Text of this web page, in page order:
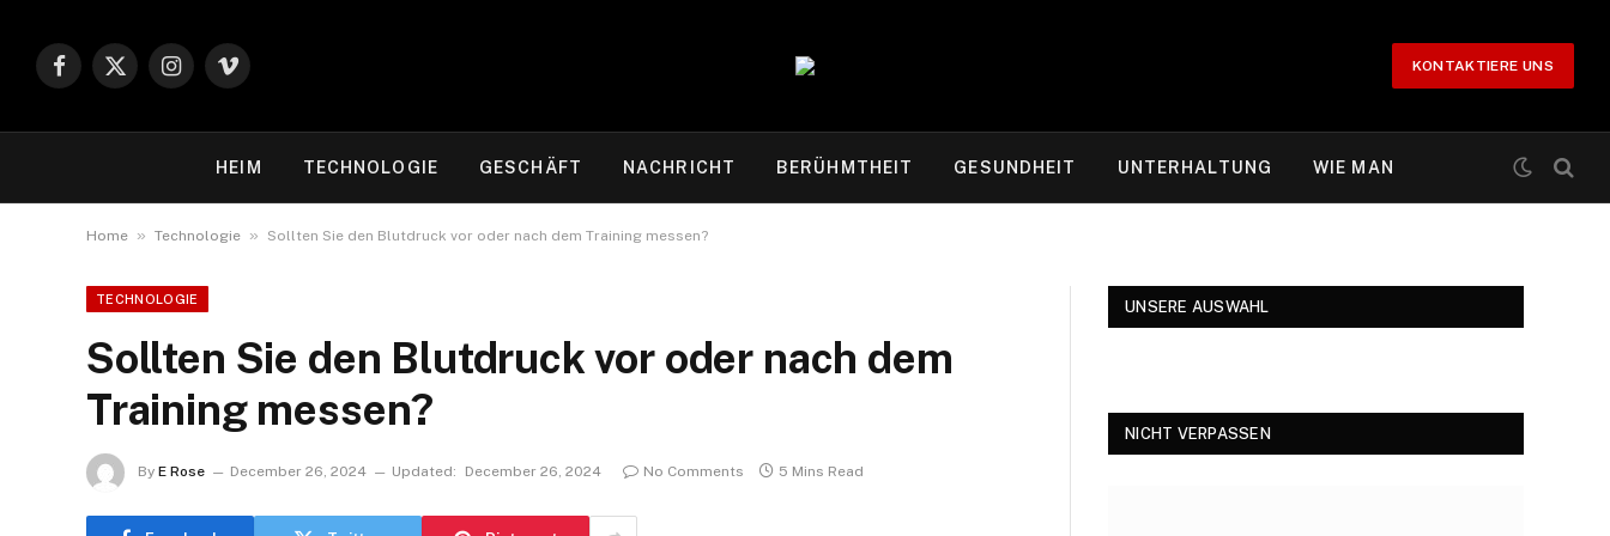
Facebook
X
Instagram
Vimeo
KONTAKTIERE UNS
HEIM TECHNOLOGIE GESCHÄFT NACHRICHT BERÜHMTHEIT GESUNDHEIT UNTERHALTUNG WIE MAN
Home » Technologie » Sollten Sie den Blutdruck vor oder nach dem Training messen?
TECHNOLOGIE
Sollten Sie den Blutdruck vor oder nach dem
Training messen?
By E Rose December 26, 2024 Updated: December 26, 2024 No Comments 5 Mins Read
UNSERE AUSWAHL
NICHT VERPASSEN